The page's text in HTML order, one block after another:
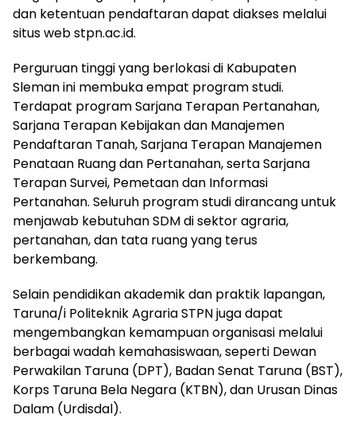
dan ketentuan pendaftaran dapat diakses melalui
situs web stpn.ac.id.
Perguruan tinggi yang berlokasi di Kabupaten
Sleman ini membuka empat program studi.
Terdapat program Sarjana Terapan Pertanahan,
Sarjana Terapan Kebijakan dan Manajemen
Pendaftaran Tanah, Sarjana Terapan Manajemen
Penataan Ruang dan Pertanahan, serta Sarjana
Terapan Survei, Pemetaan dan Informasi
Pertanahan. Seluruh program studi dirancang untuk
menjawab kebutuhan SDM di sektor agraria,
pertanahan, dan tata ruang yang terus
berkembang.
Selain pendidikan akademik dan praktik lapangan,
Taruna/i Politeknik Agraria STPN juga dapat
mengembangkan kemampuan organisasi melalui
berbagai wadah kemahasiswaan, seperti Dewan
Perwakilan Taruna (DPT), Badan Senat Taruna (BST),
Korps Taruna Bela Negara (KTBN), dan Urusan Dinas
Dalam (Urdisdal).